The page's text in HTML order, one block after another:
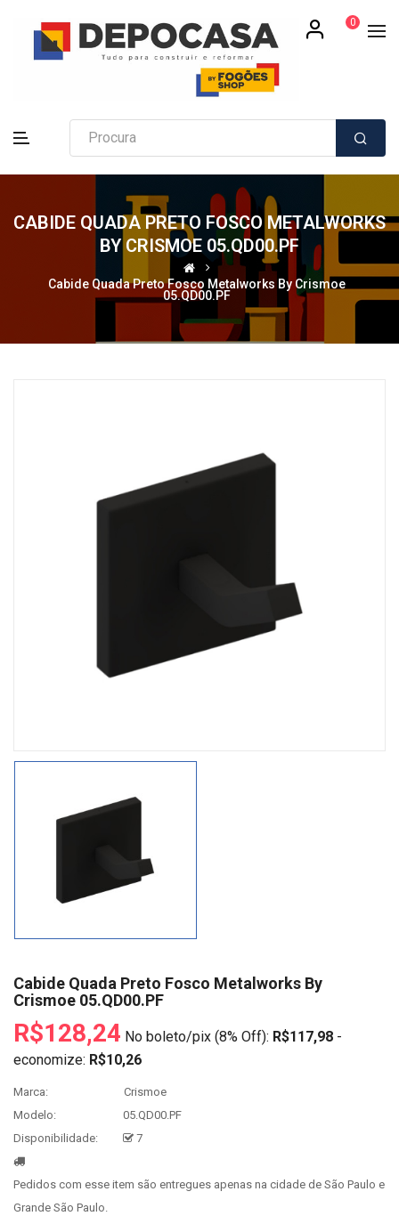
0
CABIDE QUADA PRETO FOSCO METALWORKS
BY CRISMOE 05.QD00.PF
Cabide Quada Preto Fosco Metalworks By Crismoe
05.QD00.PF
Cabide Quada Preto Fosco Metalworks By
Crismoe 05.QD00.PF
R$128,24 No boleto/pix (8% Off): R$117,98 -
economize: R$10,26
Marca:
Crismoe
Modelo:
05.QD00.PF
Disponibilidade:
7
Pedidos com esse item são entregues apenas na cidade de São Paulo e
Grande São Paulo.